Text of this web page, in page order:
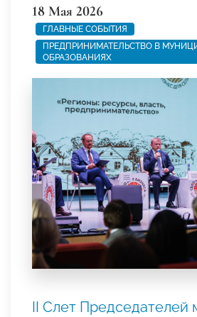
18 Мая 2026
ГЛАВНЫЕ СОБЫТИЯ
ПРЕДПРИНИМАТЕЛЬСТВО В
ОБРАЗОВАНИЯХ
II Слет Председателей